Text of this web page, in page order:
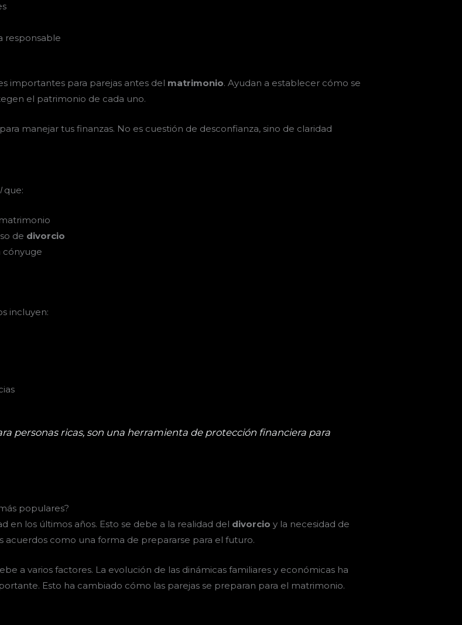
responsable
importantes para parejas antes del matrimonio. Ayudan a establecer cómo se
el patrimonio de cada uno.
manejar tus finanzas. No es cuestión de desconfianza, sino de claridad
que:
de divorcio
cónyuge
incluyen:
personas ricas, son una herramienta de protección financiera para
populares?
en los últimos años. Esto se debe a la realidad del divorcio y la necesidad de
acuerdos como una forma de prepararse para el futuro.
a varios factores. La evolución de las dinámicas familiares y económicas ha
Esto ha cambiado cómo las parejas se preparan para el matrimonio.